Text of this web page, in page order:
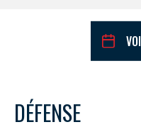
COMMUNIQUÉS DE
DÉFENSE
PAS
Rejoignez une filière
Avez-vous un